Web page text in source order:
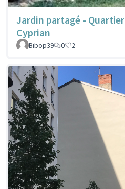
Jardin partagé - Quartier
Cyprian
Bibop39
0 2